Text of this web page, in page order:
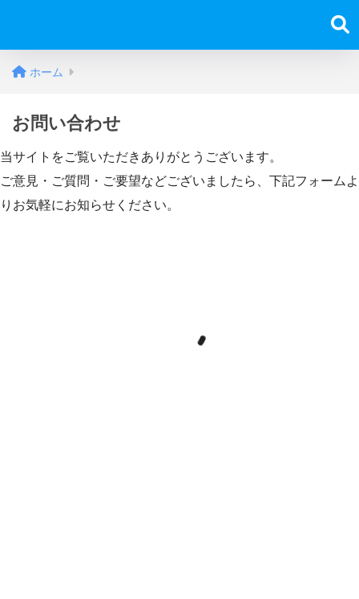
ホーム
お問い合わせ
当サイトをご覧いただきありがとうございます。
ご意見・ご質問・ご要望などございましたら、下記フォームよ
りお気軽にお知らせください。